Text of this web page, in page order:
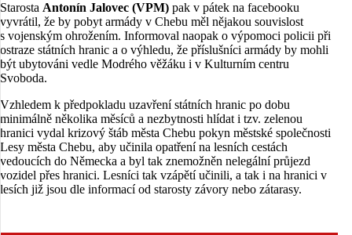
Starosta Antonín Jalovec (VPM) pak v pátek na facebooku
vyvrátil, že by pobyt armády v Chebu měl nějakou souvislost
s vojenským ohrožením. Informoval naopak o výpomoci policii při
ostraze státních hranic a o výhledu, že příslušníci armády by mohli
být ubytováni vedle Modrého věžáku i v Kulturním centru
Svoboda.
Vzhledem k předpokladu uzavření státních hranic po dobu
minimálně několika měsíců a nezbytnosti hlídat i tzv. zelenou
hranici vydal krizový štáb města Chebu pokyn městské společnosti
Lesy města Chebu, aby učinila opatření na lesních cestách
vedoucích do Německa a byl tak znemožněn nelegální průjezd
vozidel přes hranici. Lesníci tak vzápětí učinili, a tak i na hranici v
lesích již jsou dle informací od starosty závory nebo zátarasy.